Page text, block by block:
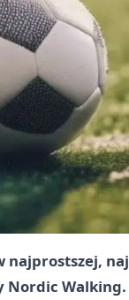
najprostszej,
Nordic